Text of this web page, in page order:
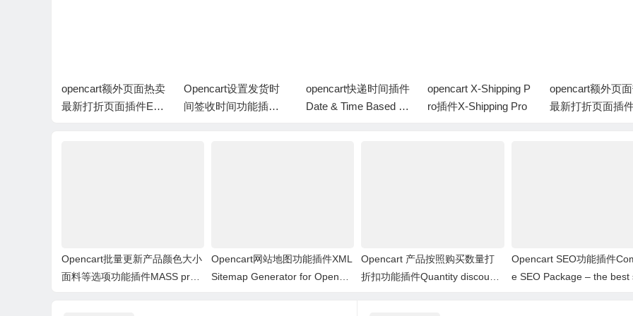
opencart额外页面热卖
最新打折页面插件Extr
Opencart设置发货时
间签收时间功能插件D
opencart快递时间插件
Date & Time Based D
opencart X-Shipping P
ro插件X-Shipping Pro
opencart额外页
最新打折页面插
Opencart批量更新产品颜色大小
面料等选项功能插件MASS prod
Opencart网站地图功能插件XML
Sitemap Generator for OpenCa
Opencart 产品按照购买数量打
折扣功能插件Quantity discount
Opencart SEO功能插件
e SEO Package – the best